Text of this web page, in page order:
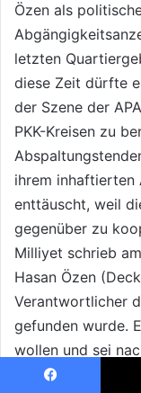
Özen als
letzten
diese Zeit dürfte
der Szene der
PKK-Kreisen zu
ihrem inhaftierten
enttäuscht, weil
gegenüber zu
Milliyet schrieb
Hasan Özen
Verantwortlicher
gefunden wurde.
wollen und sei
von Duran